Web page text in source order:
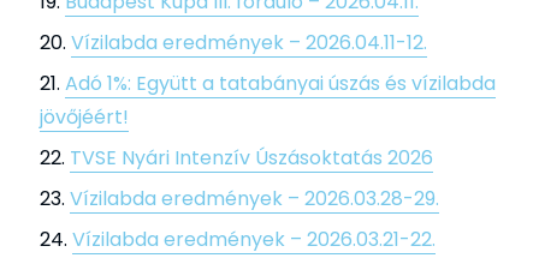
Vízilabda eredmények – 2026.04.11-12.
Adó 1%: Együtt a tatabányai úszás és vízilabda
jövőjéért!
TVSE Nyári Intenzív Úszásoktatás 2026
Vízilabda eredmények – 2026.03.28-29.
Vízilabda eredmények – 2026.03.21-22.